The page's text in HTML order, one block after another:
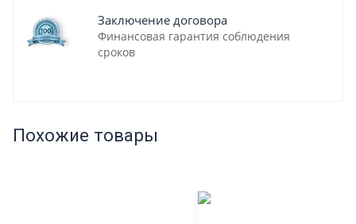
Заключение договора
Финансовая гарантия соблюдения
сроков
Похожие товары